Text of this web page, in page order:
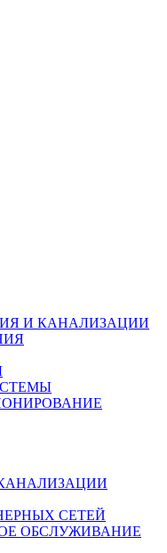
И КАНАЛИЗАЦИИ
СЕТЕЙ
ОБСЛУЖИВАНИЕ